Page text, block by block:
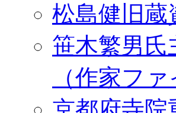
松島健旧蔵
笹木繁男氏
（作家ファ